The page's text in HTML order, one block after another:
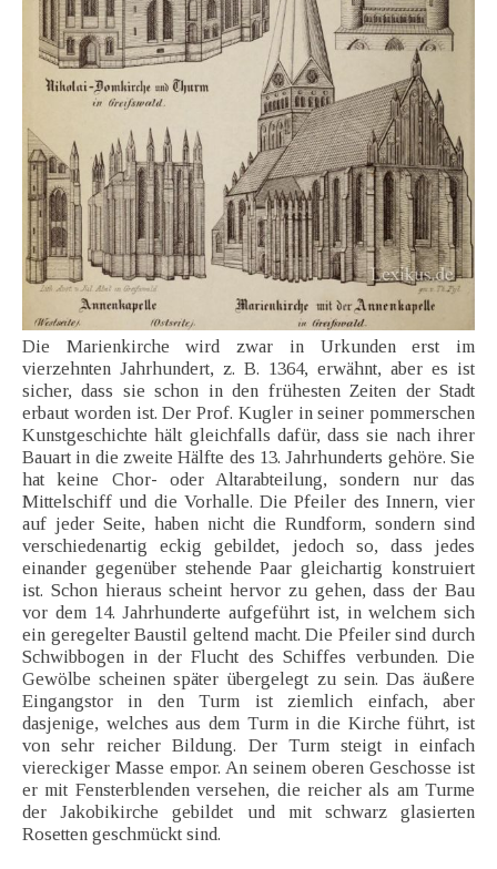
Die Marienkirche wird zwar in Urkunden erst im
vierzehnten Jahrhundert, z. B. 1364, erwähnt, aber es ist
sicher, dass sie schon in den frühesten Zeiten der Stadt
erbaut worden ist. Der Prof. Kugler in seiner pommerschen
Kunstgeschichte hält gleichfalls dafür, dass sie nach ihrer
Bauart in die zweite Hälfte des 13. Jahrhunderts gehöre. Sie
hat keine Chor- oder Altarabteilung, sondern nur das
Mittelschiff und die Vorhalle. Die Pfeiler des Innern, vier
auf jeder Seite, haben nicht die Rundform, sondern sind
verschiedenartig eckig gebildet, jedoch so, dass jedes
einander gegenüber stehende Paar gleichartig konstruiert
ist. Schon hieraus scheint hervor zu gehen, dass der Bau
vor dem 14. Jahrhunderte aufgeführt ist, in welchem sich
ein geregelter Baustil geltend macht. Die Pfeiler sind durch
Schwibbogen in der Flucht des Schiffes verbunden. Die
Gewölbe scheinen später übergelegt zu sein. Das äußere
Eingangstor in den Turm ist ziemlich einfach, aber
dasjenige, welches aus dem Turm in die Kirche führt, ist
von sehr reicher Bildung. Der Turm steigt in einfach
viereckiger Masse empor. An seinem oberen Geschosse ist
er mit Fensterblenden versehen, die reicher als am Turme
der Jakobikirche gebildet und mit schwarz glasierten
Rosetten geschmückt sind.